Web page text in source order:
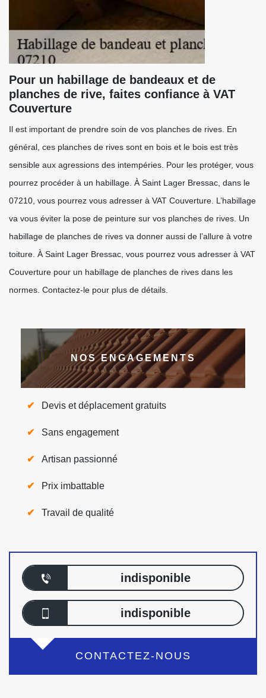
Pour un habillage de bandeaux et de
planches de rive, faites confiance à VAT
Couverture
Il est important de prendre soin de vos planches de rives. En
général, ces planches de rives sont en bois et le bois est très
sensible aux agressions des intempéries. Pour les protéger, vous
pourrez procéder à un habillage. À Saint Lager Bressac, dans le
07210, vous pourrez vous adresser à VAT Couverture. L’habillage
va vous éviter la pose de peinture sur vos planches de rives. Un
habillage de planches de rives va donner aussi de l’allure à votre
toiture. À Saint Lager Bressac, vous pourrez vous adresser à VAT
Couverture pour un habillage de planches de rives dans les
normes. Contactez-le pour plus de détails.
NOS ENGAGEMENTS
Devis et déplacement gratuits
Sans engagement
Artisan passionné
Prix imbattable
Travail de qualité
indisponible
indisponible
CONTACTEZ-NOUS